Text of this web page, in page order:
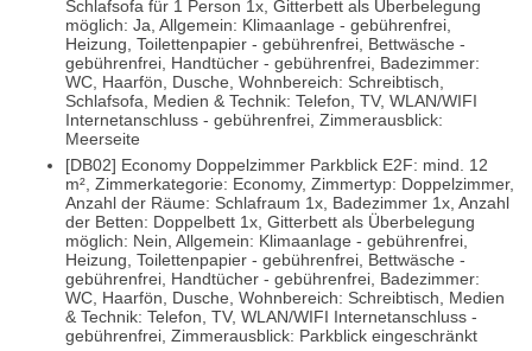
Schlafsofa für 1 Person 1x, Gitterbett als Überbelegung
möglich: Ja, Allgemein: Klimaanlage - gebührenfrei,
Heizung, Toilettenpapier - gebührenfrei, Bettwäsche -
gebührenfrei, Handtücher - gebührenfrei, Badezimmer:
WC, Haarfön, Dusche, Wohnbereich: Schreibtisch,
Schlafsofa, Medien & Technik: Telefon, TV, WLAN/WIFI
Internetanschluss - gebührenfrei, Zimmerausblick:
Meerseite
[DB02] Economy Doppelzimmer Parkblick E2F: mind. 12
m², Zimmerkategorie: Economy, Zimmertyp: Doppelzimmer,
Anzahl der Räume: Schlafraum 1x, Badezimmer 1x, Anzahl
der Betten: Doppelbett 1x, Gitterbett als Überbelegung
möglich: Nein, Allgemein: Klimaanlage - gebührenfrei,
Heizung, Toilettenpapier - gebührenfrei, Bettwäsche -
gebührenfrei, Handtücher - gebührenfrei, Badezimmer:
WC, Haarfön, Dusche, Wohnbereich: Schreibtisch, Medien
& Technik: Telefon, TV, WLAN/WIFI Internetanschluss -
gebührenfrei, Zimmerausblick: Parkblick eingeschränkt